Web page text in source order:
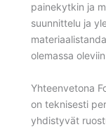
painekytkin ja
suunnittelu ja
olemassa
Yhteenvetona
on teknisesti
yhdistyvät